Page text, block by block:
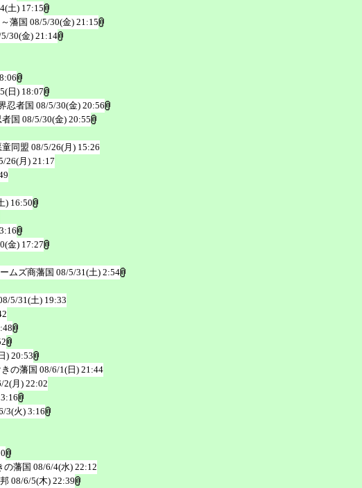
土) 17:15
藩国 08/5/30(金) 21:15
30(金) 21:14
日) 18:07
忍者国 08/5/30(金) 20:56
国 08/5/30(金) 20:55
同盟 08/5/26(月) 15:26
26(月) 21:17
) 16:50
金) 17:27
ムズ商藩国 08/5/31(土) 2:54
5/31(土) 19:33
) 20:53
の藩国 08/6/1(日) 21:44
2(月) 22:02
3(火) 3:16
の藩国 08/6/4(水) 22:12
08/6/5(木) 22:39